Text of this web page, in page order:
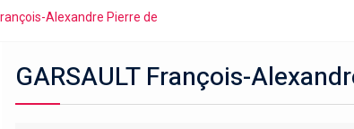
Alexandre Pierre de
GARSAULT François-